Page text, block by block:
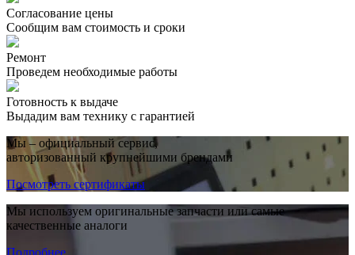
Согласование цены
Сообщим вам стоимость и сроки
Ремонт
Проведем необходимые работы
Готовность к выдаче
Выдадим вам технику с гарантией
Мы – официальный сервис,
авторизованный крупнейшими брендами
Посмотреть сертификаты
Мы используем оригинальные запчасти или самые
качественные аналоги
Подробнее